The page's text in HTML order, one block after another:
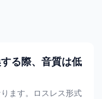
る際、音質は低
ます。ロスレス形式